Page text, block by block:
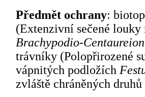
Předmět ochrany:
(Extenzivní sečené
Brachypodio-
trávníky (Polopřirozené
vápnitých podložích
zvláště chráněných